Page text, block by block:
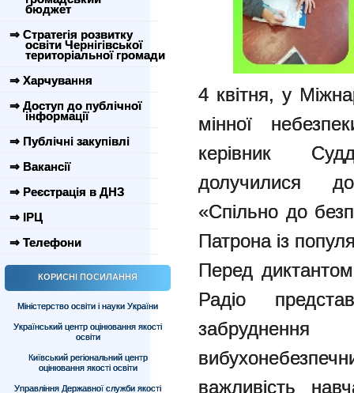
бюджет
⇒ Стратегія розвитку
освіти Чернігівської
територіальної громади
⇒ Харчування
⇒ Доступ до публічної
інформації
⇒ Публічні закупівлі
⇒ Вакансії
⇒ Реєстрація в ДНЗ
⇒ ІРЦ
⇒ Телефони
КОРИСНІ ПОСИЛАННЯ
Міністерство освіти і науки України
Український центр оцінювання якості
освіти
Київський регіональний центр
оцінювання якості освіти
Управління Державної служби якості
4 квітня, у
мінної
керівник
долучилися
«Спільно до
Патрона із
Перед
Радіо
важливість